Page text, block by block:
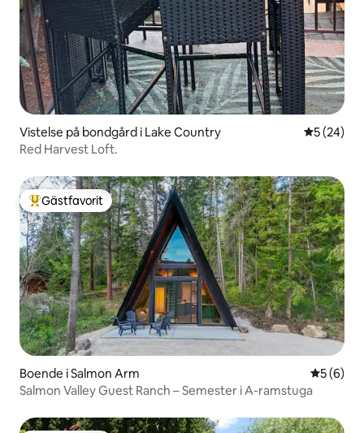
Vistelse på bondgård i Lake Country 5 av 5 i
5 (24)
Red Harvest Loft.
Populär gästfavorit
Gästfavorit
Boende i Salmon Arm 5 av 5 i
5 (6)
Salmon Valley Guest Ranch – Semester i A-ramstuga